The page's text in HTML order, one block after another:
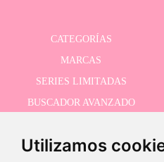
Utilizamos
CATEGORÍAS
MARCAS
SERIES LIMITADAS
BUSCADOR AVANZADO